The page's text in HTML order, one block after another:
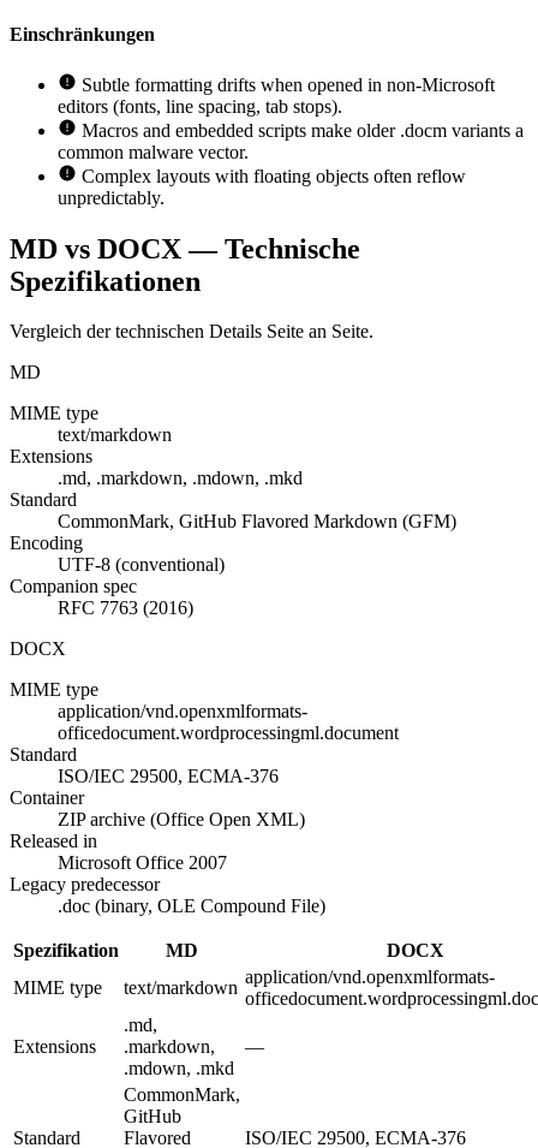
Einschränkungen
Subtle formatting drifts when opened in non-Microsoft
editors (fonts, line spacing, tab stops).
Macros and embedded scripts make older .docm variants a
common malware vector.
Complex layouts with floating objects often reflow
unpredictably.
MD vs DOCX — Technische
Spezifikationen
Vergleich der technischen Details Seite an Seite.
MD
MIME type
text/markdown
Extensions
.md, .markdown, .mdown, .mkd
Standard
CommonMark, GitHub Flavored Markdown (GFM)
Encoding
UTF-8 (conventional)
Companion spec
RFC 7763 (2016)
DOCX
MIME type
application/vnd.openxmlformats-
officedocument.wordprocessingml.document
Standard
ISO/IEC 29500, ECMA-376
Container
ZIP archive (Office Open XML)
Released in
Microsoft Office 2007
Legacy predecessor
.doc (binary, OLE Compound File)
Spezifikation MD
DOCX
MIME type
text/markdown
application/vnd.openxmlformats-
Extensions
.md,
.markdown,
.mdown, .mkd
—
Standard
CommonMark,
GitHub
Flavored
ISO/IEC 29500, ECMA-376